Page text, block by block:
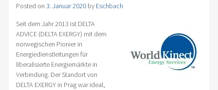
Posted on 3. Januar 2020by Eschbach
Seit dem Jahr 2013 ist DELTA
ADVICE (DELTA EXERGY) mit dem
norwegischen Pionier in
Energiedienstleitungen für
liberalisierte Energiemärkte in
Verbindung. Der Standort von
DELTA EXERGY in Prag war ideal,